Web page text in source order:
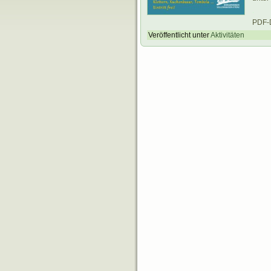
Veröffentlicht unterAktivitäten